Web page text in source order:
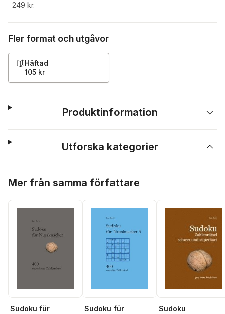
249 kr.
Fler format och utgåvor
Häftad
105 kr
Produktinformation
Utforska kategorier
Mer från samma författare
Sudoku für
Sudoku für
Sudoku